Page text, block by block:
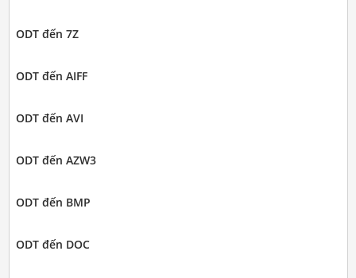
ODT đến 7Z
ODT đến AIFF
ODT đến AVI
ODT đến AZW3
ODT đến BMP
ODT đến DOC